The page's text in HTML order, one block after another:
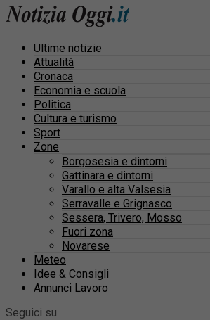
Ultime notizie
Attualità
Cronaca
Economia e scuola
Politica
Cultura e turismo
Sport
Zone
Borgosesia e dintorni
Gattinara e dintorni
Varallo e alta Valsesia
Serravalle e Grignasco
Sessera, Trivero, Mosso
Fuori zona
Novarese
Meteo
Idee & Consigli
Annunci Lavoro
Seguici su